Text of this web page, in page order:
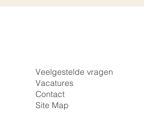
Veelgestelde vragen
Vacatures
Contact
Site Map